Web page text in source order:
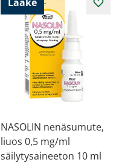
NASOLIN nenäsumute,
liuos 0,5 mg/ml
säilytysaineeton 10 ml